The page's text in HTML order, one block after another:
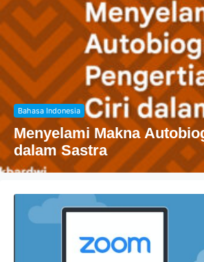
Agama
Penyebaran